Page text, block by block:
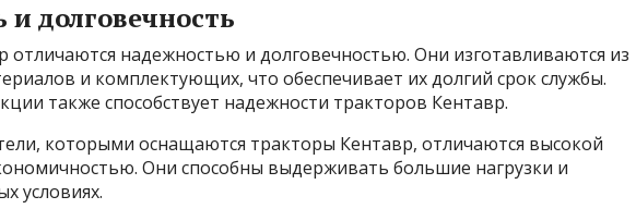
долговечность
отличаются надежностью и долговечностью. Они изготавливаются из
и комплектующих, что обеспечивает их долгий срок службы.
также способствует надежности тракторов Кентавр.
которыми оснащаются тракторы Кентавр, отличаются высокой
Они способны выдерживать большие нагрузки и
условиях.